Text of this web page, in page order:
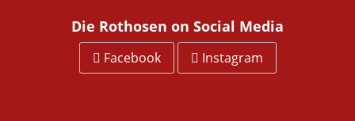
Die Rothosen on Social Media
Facebook Instagram